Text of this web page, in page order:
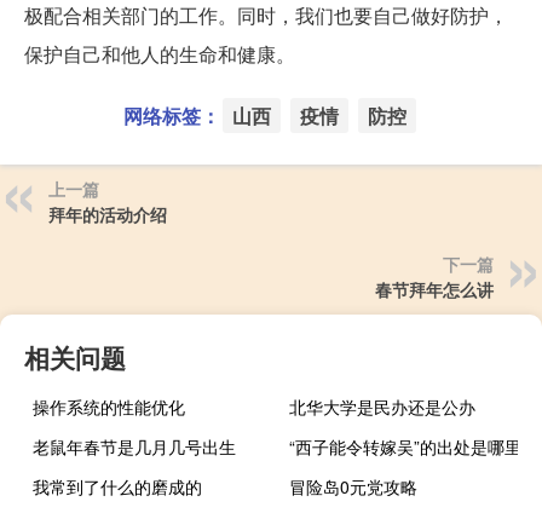
极配合相关部门的工作。同时，我们也要自己做好防护，
保护自己和他人的生命和健康。
网络标签： 山西 疫情 防控
上一篇
拜年的活动介绍
下一篇
春节拜年怎么讲
相关问题
操作系统的性能优化
北华大学是民办还是公办
老鼠年春节是几月几号出生
“西子能令转嫁吴”的出处是哪里
我常到了什么的磨成的
冒险岛0元党攻略